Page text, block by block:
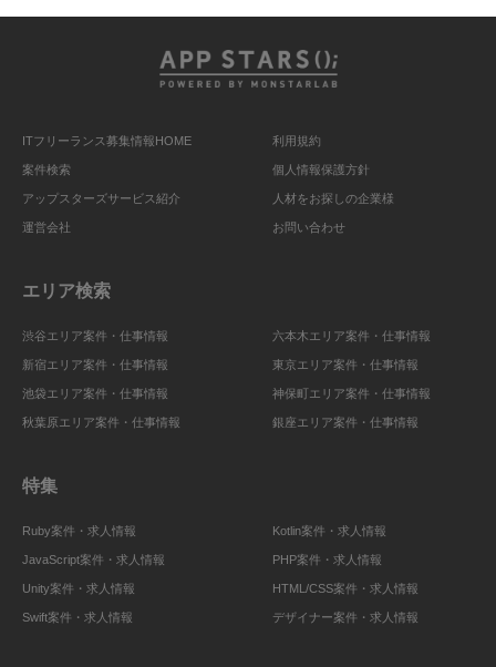
ITフリーランス募集情報HOME
案件検索
アップスターズサービス紹介
運営会社
利用規約
個人情報保護方針
人材をお探しの企業様
お問い合わせ
エリア検索
渋谷エリア案件・仕事情報
新宿エリア案件・仕事情報
池袋エリア案件・仕事情報
秋葉原エリア案件・仕事情報
六本木エリア案件・仕事情報
東京エリア案件・仕事情報
神保町エリア案件・仕事情報
銀座エリア案件・仕事情報
特集
Ruby案件・求人情報
JavaScript案件・求人情報
Unity案件・求人情報
Swift案件・求人情報
Kotlin案件・求人情報
PHP案件・求人情報
HTML/CSS案件・求人情報
デザイナー案件・求人情報